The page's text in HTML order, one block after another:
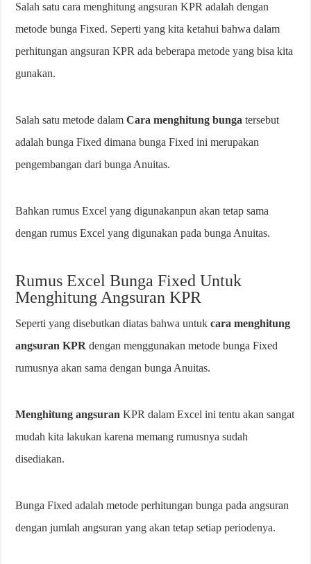
Salah satu cara menghitung angsuran KPR adalah dengan
metode bunga Fixed. Seperti yang kita ketahui bahwa dalam
perhitungan angsuran KPR ada beberapa metode yang bisa kita
gunakan.
Salah satu metode dalamCara menghitung bunga tersebut
adalah bunga Fixed dimana bunga Fixed ini merupakan
pengembangan dari bunga Anuitas.
Bahkan rumus Excel yang digunakanpun akan tetap sama
dengan rumus Excel yang digunakan pada bunga Anuitas.
Rumus Excel Bunga Fixed Untuk
Menghitung Angsuran KPR
Seperti yang disebutkan diatas bahwa untukcara menghitung
angsuran KPR dengan menggunakan metode bunga Fixed
rumusnya akan sama dengan bunga Anuitas.
Menghitung angsuran KPR dalam Excel ini tentu akan sangat
mudah kita lakukan karena memang rumusnya sudah
disediakan.
Bunga Fixed adalah metode perhitungan bunga pada angsuran
dengan jumlah angsuran yang akan tetap setiap periodenya.